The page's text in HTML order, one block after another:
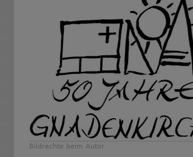
Bildrechte beim Autor